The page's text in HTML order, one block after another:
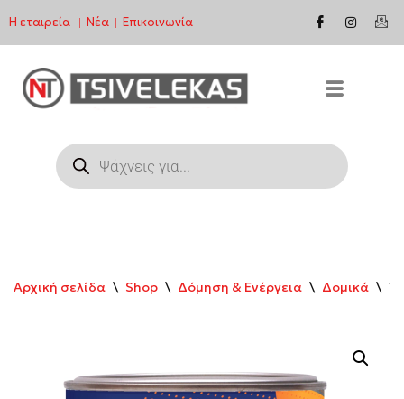
Μεταπηδήστε
στο
περιεχόμενο
Η εταιρεία | Νέα | Επικοινωνία
Αρχική σελίδα \ Shop \ Δόμηση & Ενέργεια \ Δομικά \